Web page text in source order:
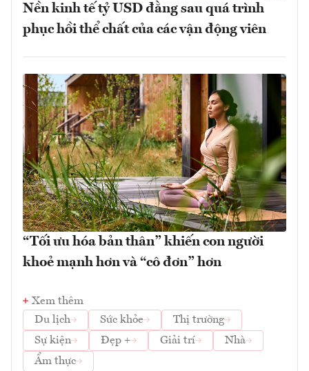
Nền kinh tế tỷ USD đằng sau quá trình
phục hồi thể chất của các vận động viên
“Tối ưu hóa bản thân” khiến con người
khoẻ mạnh hơn và “cô đơn” hơn
Xem thêm
Du lịch
Sức khỏe
Thị trường
Sự kiện
Đẹp + Giải trí
Nhà
Ẩm thực